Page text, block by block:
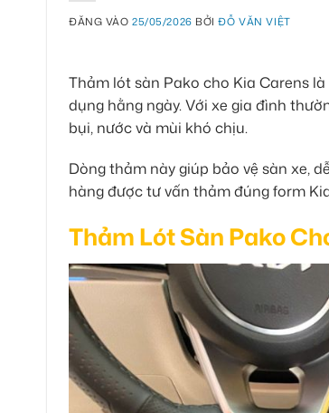
ĐĂNG VÀO25/05/2026 BỞIĐỖ VĂN VIỆT
Thảm lót sàn Pako cho Kia Carens
dụng hằng ngày. Với xe gia đình
bụi, nước và mùi khó chịu.
Dòng thảm này giúp bảo vệ sàn xe,
hàng được tư vấn thảm đúng form
Thảm Lót Sàn Pako